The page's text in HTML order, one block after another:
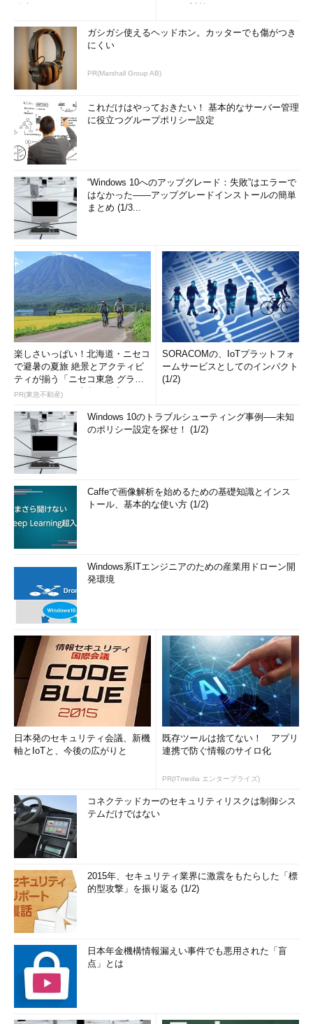
ガシガシ使えるヘッドホン。カッターでも傷がつき
にくい
PR(Marshall Group AB)
これだけはやっておきたい！ 基本的なサーバー管理
に役立つグループポリシー設定
“Windows 10へのアップグレード：失敗”はエラーで
はなかった――アップグレードインストールの簡単
まとめ (1/3...
楽しさいっぱい！北海道・ニセコ
で避暑の夏旅 絶景とアクティビ
ティが揃う「ニセコ東急 グラ
ン・ヒラフ」～東急不動産
PR(東急不動産)
SORACOMの、IoTプラットフォ
ームサービスとしてのインパクト
(1/2)
Windows 10のトラブルシューティング事例──未知
のポリシー設定を探せ！ (1/2)
Caffeで画像解析を始めるための基礎知識とインス
トール、基本的な使い方 (1/2)
Windows系ITエンジニアのための産業用ドローン開
発環境
日本発のセキュリティ会議、新機
軸とIoTと、今後の広がりと
既存ツールは捨てない！ アプリ
連携で防ぐ情報のサイロ化
PR(ITmedia エンタープライズ)
コネクテッドカーのセキュリティリスクは制御シス
テムだけではない
2015年、セキュリティ業界に激震をもたらした「標
的型攻撃」を振り返る (1/2)
日本年金機構情報漏えい事件でも悪用された「盲
点」とは